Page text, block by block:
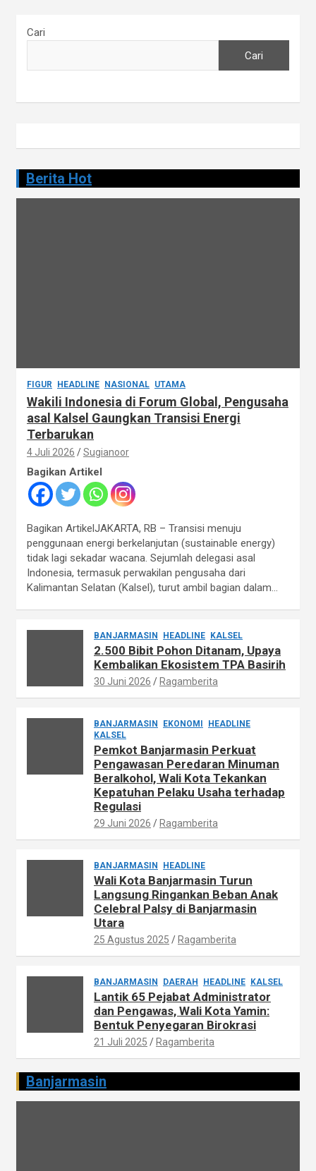
Cari
Cari
Berita Hot
FIGUR HEADLINE NASIONAL UTAMA
Wakili Indonesia di Forum Global, Pengusaha
asal Kalsel Gaungkan Transisi Energi
Terbarukan
4 Juli 2026 Sugianoor
Bagikan Artikel
Bagikan ArtikelJAKARTA, RB – Transisi menuju
penggunaan energi berkelanjutan (sustainable energy)
tidak lagi sekadar wacana. Sejumlah delegasi asal
Indonesia, termasuk perwakilan pengusaha dari
Kalimantan Selatan (Kalsel), turut ambil bagian dalam…
BANJARMASIN HEADLINE KALSEL
2.500 Bibit Pohon Ditanam, Upaya
Kembalikan Ekosistem TPA Basirih
30 Juni 2026 Ragamberita
BANJARMASIN EKONOMI
HEADLINE
KALSEL
Pemkot Banjarmasin Perkuat
Pengawasan Peredaran Minuman
Beralkohol, Wali Kota Tekankan
Kepatuhan Pelaku Usaha terhadap
Regulasi
29 Juni 2026 Ragamberita
BANJARMASIN HEADLINE
Wali Kota Banjarmasin Turun
Langsung Ringankan Beban Anak
Celebral Palsy di Banjarmasin
Utara
25 Agustus 2025 Ragamberita
BANJARMASIN DAERAH HEADLINE KALSEL
Lantik 65 Pejabat Administrator
dan Pengawas, Wali Kota Yamin:
Bentuk Penyegaran Birokrasi
21 Juli 2025 Ragamberita
Banjarmasin